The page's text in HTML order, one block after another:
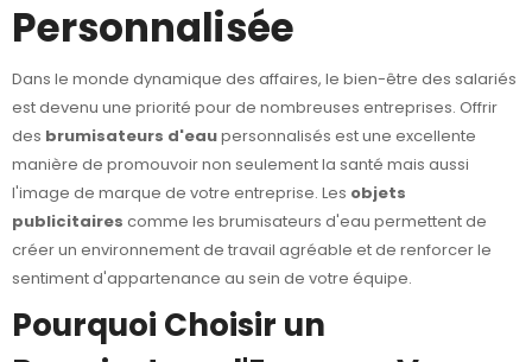
Personnalisée
Dans le monde dynamique des affaires, le bien-être des salariés
est devenu une priorité pour de nombreuses entreprises. Offrir
des brumisateurs d'eaupersonnalisés est une excellente
manière de promouvoir non seulement la santé mais aussi
l'image de marque de votre entreprise. Les objets
publicitaires comme les brumisateurs d'eau permettent de
créer un environnement de travail agréable et de renforcer le
sentiment d'appartenance au sein de votre équipe.
Pourquoi Choisir un